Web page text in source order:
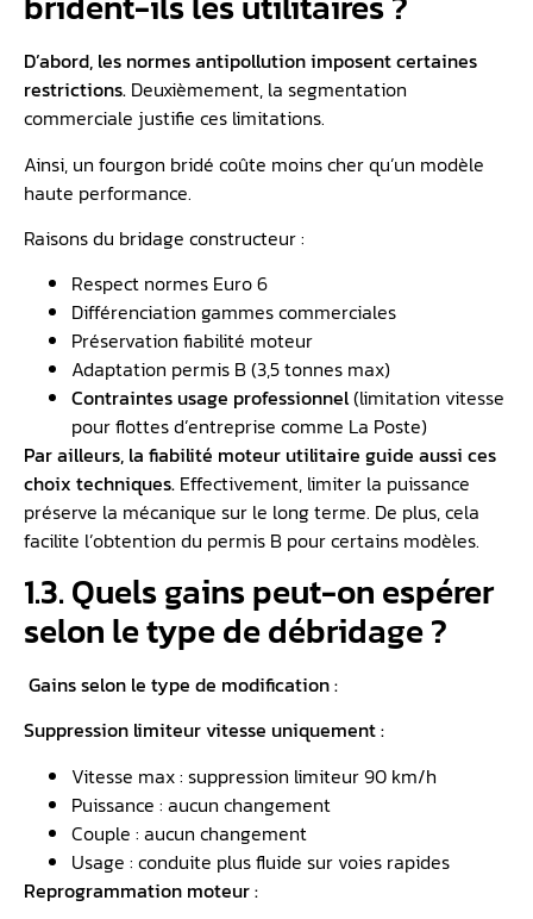
D’abord, les normes antipollution imposent certaines
restrictions. Deuxièmement, la segmentation
commerciale justifie ces limitations.
Ainsi, un fourgon bridé coûte moins cher qu’un modèle
haute performance.
Raisons du bridage constructeur :
Respect normes Euro 6
Différenciation gammes commerciales
Préservation fiabilité moteur
Adaptation permis B (3,5 tonnes max)
Contraintes usage professionnel(limitation vitesse
pour flottes d’entreprise comme La Poste)
Par ailleurs, la fiabilité moteur utilitaire guide aussi ces
choix techniques. Effectivement, limiter la puissance
préserve la mécanique sur le long terme. De plus, cela
facilite l’obtention du permis B pour certains modèles.
1.3. Quels gains peut-on espérer
selon le type de débridage ?
Gains selon le type de modification :
Suppression limiteur vitesse uniquement :
Vitesse max : suppression limiteur 90 km/h
Puissance : aucun changement
Couple : aucun changement
Usage : conduite plus fluide sur voies rapides
Reprogrammation moteur :